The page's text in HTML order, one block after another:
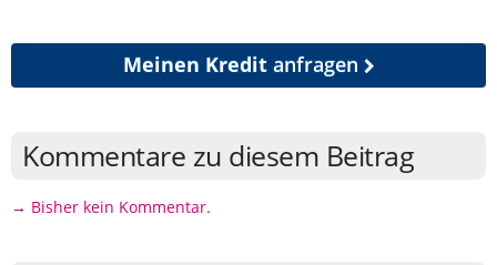
Meinen Kreditanfragen
Kommentare zu diesem Beitrag
→ Bisher kein Kommentar.